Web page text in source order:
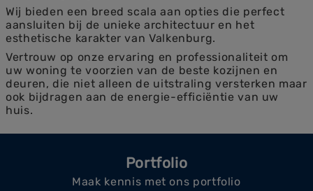
Wij bieden een breed scala aan opties die perfect
aansluiten bij de unieke architectuur en het
esthetische karakter van Valkenburg.
Vertrouw op onze ervaring en professionaliteit om
uw woning te voorzien van de beste kozijnen en
deuren, die niet alleen de uitstraling versterken maar
ook bijdragen aan de energie-efficiëntie van uw
huis.
Portfolio
Maak kennis met ons portfolio